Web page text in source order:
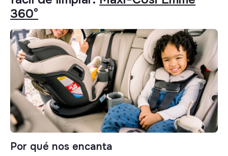
360°
Por qué nos encanta